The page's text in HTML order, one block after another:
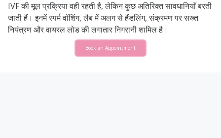
IVF की मूल प्रक्रिया वही रहती है, लेकिन कुछ अतिरिक्त सावधानियाँ बरती
जाती हैं। इनमें स्पर्म वॉशिंग, लैब में अलग से हैंडलिंग, संक्रमण पर सख्त
नियंत्रण और वायरल लोड की लगातार निगरानी शामिल है।
Book an Appointment